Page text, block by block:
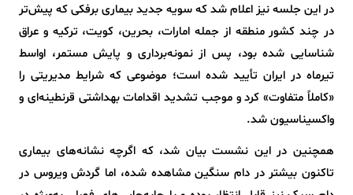
در این جلسه نیز اعلام شد که سویه جدید بیماری برفکی که پیش‌تر
در چند کشور منطقه از جمله امارات، بحرین، کویت، ترکیه و عراق
شناسایی شده بود، پس از نمونه‌برداری و پایش مستمر، اواسط
تیرماه در ایران تأیید شده است؛ موضوعی که شرایط مدیریتی را
«کاملاً متفاوت» کرد و موجب تشدید اقدامات بهداشتی قرنطینه‌ای و
واکسیناسیون شد.
همچنین در این نشست بیان شد، که اگرچه نشانه‌های بیماری
تاکنون بیشتر در دام سنگین مشاهده شده، اما گردش ویروس در